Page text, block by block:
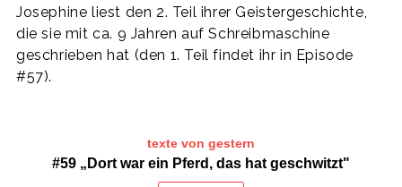
Josephine liest den 2. Teil ihrer Geistergeschichte,
die sie mit ca. 9 Jahren auf Schreibmaschine
geschrieben hat (den 1. Teil findet ihr in Episode
#57).